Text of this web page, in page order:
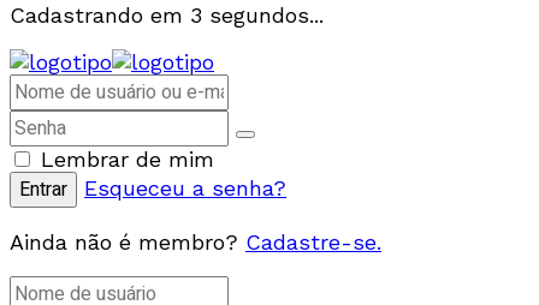
Cadastrando em 3 segundos...
Lembrar de mim
Esqueceu a senha?
Ainda não é membro? Cadastre-se.